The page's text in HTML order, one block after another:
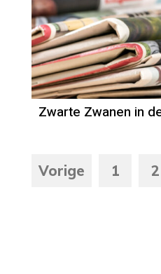
Zwarte Zwanen in
Vorige 1 2